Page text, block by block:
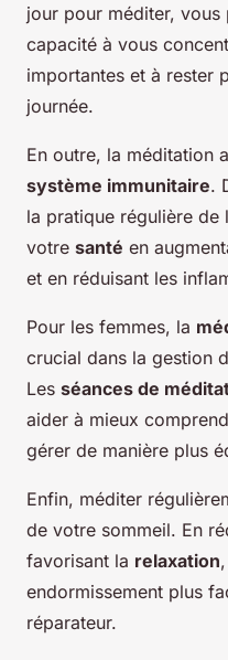
jour pour méditer,
capacité à vous
importantes et à rester
journée.
En outre, la méditation
système immunitaire.
la pratique régulière
votre santé en
et en réduisant les
Pour les femmes, la
crucial dans la gestion
Les séances de
aider à mieux
gérer de manière plus
Enfin, méditer
de votre sommeil. En
favorisant la relaxation
endormissement plus
réparateur.